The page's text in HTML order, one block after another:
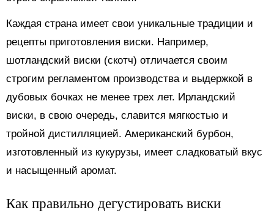
Каждая страна имеет свои уникальные традиции и
рецепты приготовления виски. Например,
шотландский виски (скотч) отличается своим
строгим регламентом производства и выдержкой в
дубовых бочках не менее трех лет. Ирландский
виски, в свою очередь, славится мягкостью и
тройной дистилляцией. Американский бурбон,
изготовленный из кукурузы, имеет сладковатый вкус
и насыщенный аромат.
Как правильно дегустировать виски